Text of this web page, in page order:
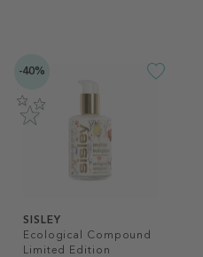
-40%
SISLEY
Ecological Compound
Limited Edition